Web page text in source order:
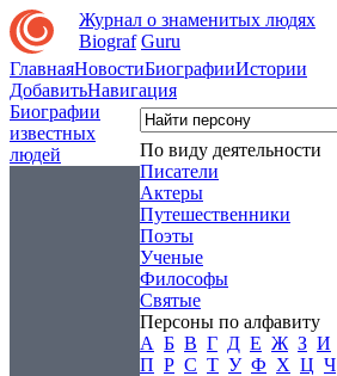
Журнал о знаменитых людях
Biograf Guru
ГлавнаяНовостиБиографииИстории
ДобавитьНавигация
Биографии
известных
людей
По виду деятельности
Писатели
Актеры
Путешественники
Поэты
Ученые
Философы
Святые
Персоны по алфавиту
А Б В Г Д Е Ж З И
П Р С Т У Ф Х Ц Ч